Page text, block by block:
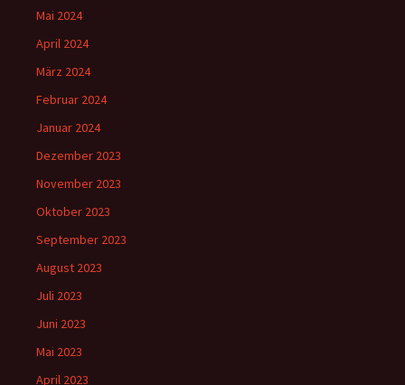
Mai 2024
April 2024
März 2024
Februar 2024
Januar 2024
Dezember 2023
November 2023
Oktober 2023
September 2023
August 2023
Juli 2023
Juni 2023
Mai 2023
April 2023